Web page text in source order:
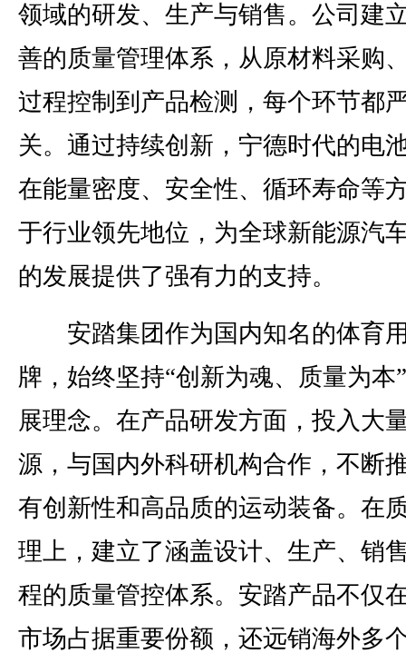
领域的研发、生产与销售。公司建
善的质量管理体系，从原材料采购
过程控制到产品检测，每个环节都
关。通过持续创新，宁德时代的电
在能量密度、安全性、循环寿命等
于行业领先地位，为全球新能源汽
的发展提供了强有力的支持。
安踏集团作为国内知名的体育
牌，始终坚持“创新为魂、质量为本
展理念。在产品研发方面，投入大
源，与国内外科研机构合作，不断
有创新性和高品质的运动装备。在
理上，建立了涵盖设计、生产、销
程的质量管控体系。安踏产品不仅
市场占据重要份额，还远销海外多